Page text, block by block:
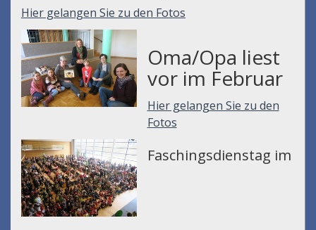
Hier gelangen Sie zu den Fotos
Oma/Opa liest
vor im Februar
Hier gelangen Sie zu den
Fotos
Faschingsdienstag im